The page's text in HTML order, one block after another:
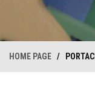
HOME PAGE /